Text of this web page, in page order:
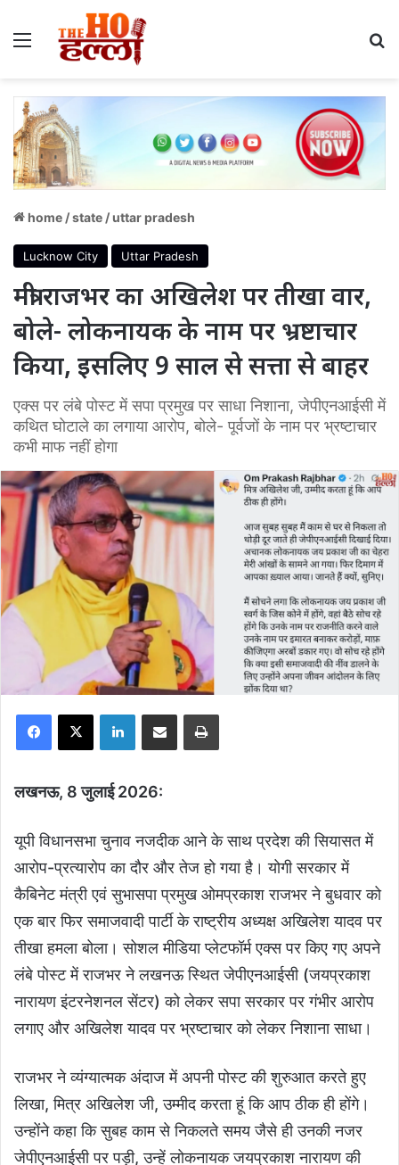
Menu
home /state /uttar pradesh
Lucknow City Uttar Pradesh
मंत्री राजभर का अखिलेश पर तीखा वार,
बोले- लोकनायक के नाम पर भ्रष्टाचार
किया, इसलिए 9 साल से सत्ता से बाहर
एक्स पर लंबे पोस्ट में सपा प्रमुख पर साधा निशाना, जेपीएनआईसी में
कथित घोटाले का लगाया आरोप, बोले- पूर्वजों के नाम पर भ्रष्टाचार
कभी माफ नहीं होगा
Facebook
X LinkedInShare via Email Print
लखनऊ, 8 जुलाई 2026:
यूपी विधानसभा चुनाव नजदीक आने के साथ प्रदेश की सियासत में
आरोप-प्रत्यारोप का दौर और तेज हो गया है। योगी सरकार में
कैबिनेट मंत्री एवं सुभासपा प्रमुख ओमप्रकाश राजभर ने बुधवार को
एक बार फिर समाजवादी पार्टी के राष्ट्रीय अध्यक्ष अखिलेश यादव पर
तीखा हमला बोला। सोशल मीडिया प्लेटफॉर्म एक्स पर किए गए अपने
लंबे पोस्ट में राजभर ने लखनऊ स्थित जेपीएनआईसी (जयप्रकाश
नारायण इंटरनेशनल सेंटर) को लेकर सपा सरकार पर गंभीर आरोप
लगाए और अखिलेश यादव पर भ्रष्टाचार को लेकर निशाना साधा।
राजभर ने व्यंग्यात्मक अंदाज में अपनी पोस्ट की शुरुआत करते हुए
लिखा, मित्र अखिलेश जी, उम्मीद करता हूं कि आप ठीक ही होंगे।
उन्होंने कहा कि सुबह काम से निकलते समय जैसे ही उनकी नजर
जेपीएनआईसी पर पड़ी, उन्हें लोकनायक जयप्रकाश नारायण की